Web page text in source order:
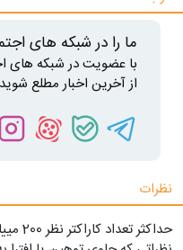
ما را در شبکه های
با عضویت در شبکه های
از آخرین اخبار مطلع شوید
نظرات
حداکثر تعداد کاراکتر نظر 200 ميياشد